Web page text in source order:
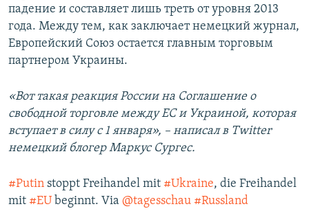
падение и составляет лишь треть от уровня 2013
года. Между тем, как заключает немецкий журнал,
Европейский Союз остается главным торговым
партнером Украины.
«Вот такая реакция России на Соглашение о
свободной торговле между ЕС и Украиной, которая
вступает в силу с 1 января», – написал в Twitter
немецкий блогер Маркус Сургес.
#Putin stoppt Freihandel mit #Ukraine, die Freihandel
mit #EU beginnt. Via @tagesschau #Russland